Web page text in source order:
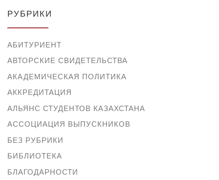
РУБРИКИ
АБИТУРИЕНТ
АВТОРСКИЕ СВИДЕТЕЛЬСТВА
АКАДЕМИЧЕСКАЯ ПОЛИТИКА
АККРЕДИТАЦИЯ
АЛЬЯНС СТУДЕНТОВ КАЗАХСТАНА
АССОЦИАЦИЯ ВЫПУСКНИКОВ
БЕЗ РУБРИКИ
БИБЛИОТЕКА
БЛАГОДАРНОСТИ